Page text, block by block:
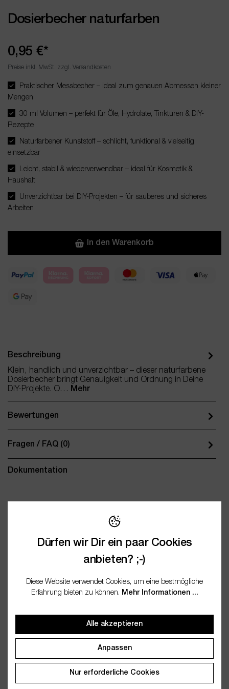
Dosierbecher naturfarben
0,95 €*
Preise inkl. MwSt. zzgl. Versandkosten
Praktischer Messbecher – ideal zum genauen Abmessen kleiner
Mengen
30 ml Volumen – perfekt für Öle, Hydrolate, Tinkturen & DIY-
Rezepte
Naturfarbener Kunststoff – schlicht, funktional & vielseitig
einsetzbar
Leicht, stabil & wiederverwendbar – ideal für Kosmetik &
Haushalt
Unverzichtbar bei DIY-Projekten – für sauberes und sicheres
Arbeiten
In den Warenkorb
Beschreibung
Klein, handlich und unverzichtbar – dieser naturfarbene
Dosierbecher bringt Genauigkeit und Ordnung in Deine
DIY-Projekte. O…
Mehr
Bewertungen
Fragen / FAQ (0)
Dokumentation
EAN 4250773273491
Kunden kauften auch
Dürfen wir Dir ein paar Cookies
anbieten? ;-)
Diese Website verwendet Cookies, um eine bestmögliche
Erfahrung bieten zu können. Mehr Informationen ...
Alle akzeptieren
Anpassen
Nur erforderliche Cookies